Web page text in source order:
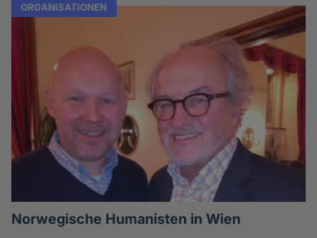
ORGANISATIONEN
Norwegische Humanisten in Wien